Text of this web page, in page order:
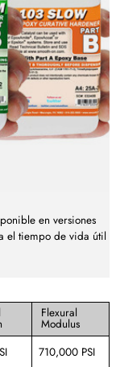
en versiones
el tiempo de vida útil
Flexural
Modulus
710,000 PSI